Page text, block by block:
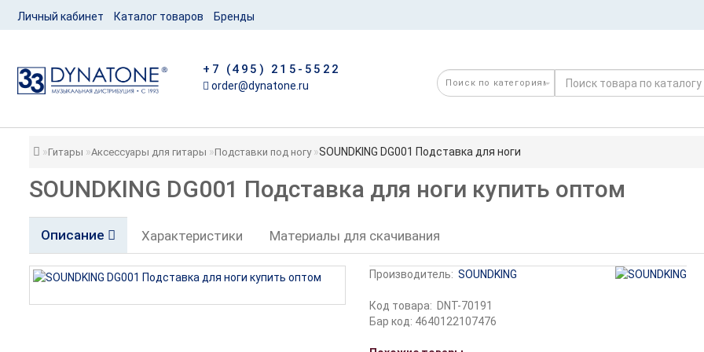
Личный кабинет Каталог товаров Бренды
+7 (495) 215-5522
order@dynatone.ru
Гитары Аксессуары для гитары Подставки под ногу SOUNDKING DG001 Подставка для ноги
SOUNDKING DG001 Подставка для ноги купить оптом
Описание Характеристики Материалы для скачивания
Производитель: SOUNDKING
Код товара: DNT-70191
Бар код: 4640122107476